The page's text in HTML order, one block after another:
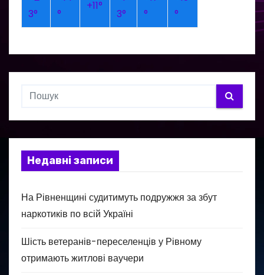
3°
°
+11°
3°
°
°
Недавні записи
На Рівненщині судитимуть подружжя за збут
наркотиків по всій Україні
Шість ветеранів-переселенців у Рівному
отримають житлові ваучери